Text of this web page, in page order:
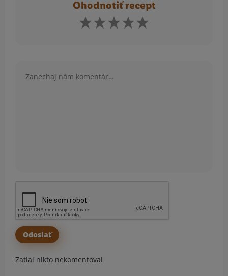
Ohodnotiť recept
Zatiaľ nikto nekomentoval